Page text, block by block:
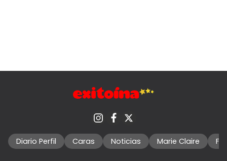
Diario Perfil Caras Noticias Marie Claire